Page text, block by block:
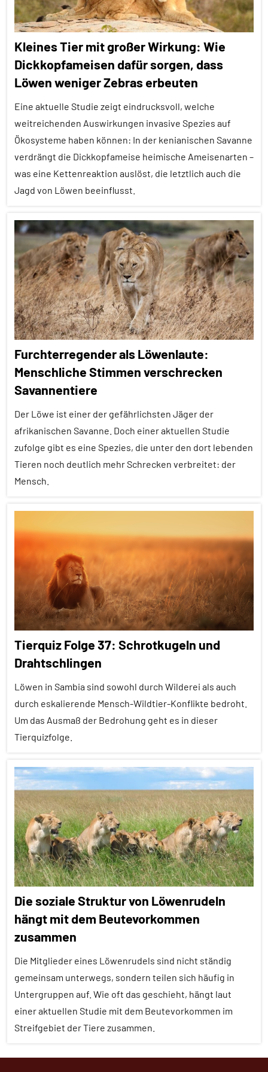
Kleines Tier mit großer Wirkung: Wie
Dickkopfameisen dafür sorgen, dass
Löwen weniger Zebras erbeuten
Eine aktuelle Studie zeigt eindrucksvoll, welche
weitreichenden Auswirkungen invasive Spezies auf
Ökosysteme haben können: In der kenianischen Savanne
verdrängt die Dickkopfameise heimische Ameisenarten –
was eine Kettenreaktion auslöst, die letztlich auch die
Jagd von Löwen beeinflusst.
Alle
Artikel
Alle
Themen
Alle
Tiergruppen
Empfohlene
Artikel
Ernährung
Forschung
aktuell
Fressfeinde
Insekten
Inter-
und
Einflüsse
Mutualismus
Neozoon
Säugetiere
Wirbellose
Furchterregender als Löwenlaute:
Menschliche Stimmen verschrecken
Savannentiere
Der Löwe ist einer der gefährlichsten Jäger der
afrikanischen Savanne. Doch einer aktuellen Studie
zufolge gibt es eine Spezies, die unter den dort lebenden
Tieren noch deutlich mehr Schrecken verbreitet: der
Mensch.
Artikel
Alle
Tiergruppen
Empfohlene
Artikel
Forschung
Fressfeinde
In
aller
Inter-
Spezies
Klimawandel
und
anthropogene
Einflüsse
Säugetiere
Wirbeltiere
Tierquiz Folge 37: Schrotkugeln und
Drahtschlingen
Löwen in Sambia sind sowohl durch Wilderei als auch
durch eskalierende Mensch-Wildtier-Konflikte bedroht.
Um das Ausmaß der Bedrohung geht es in dieser
Tierquizfolge.
Alle
Folgen
Alle
Tiergruppen
Klimawandel
und
anthropogene
Einflüsse
Säugetiere
Tierquiz
Wirbeltiere
Die soziale Struktur von Löwenrudeln
hängt mit dem Beutevorkommen
zusammen
Die Mitglieder eines Löwenrudels sind nicht ständig
gemeinsam unterwegs, sondern teilen sich häufig in
Untergruppen auf. Wie oft das geschieht, hängt laut
einer aktuellen Studie mit dem Beutevorkommen im
Streifgebiet der Tiere zusammen.